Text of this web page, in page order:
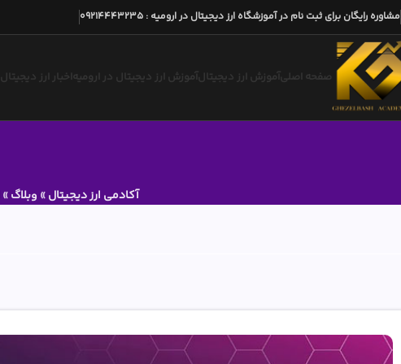
مشاوره رایگان برای ثبت نام در آموزشگاه ارز دیجیتال در ارومیه :
09214443235
صفحه اصلیآموزش ارز دیجیتالآموزش ارز دیجیتال در ارومیه اخبار ارز دیجیتال
آکادمی ارز دیجیتال» وبلاگ»